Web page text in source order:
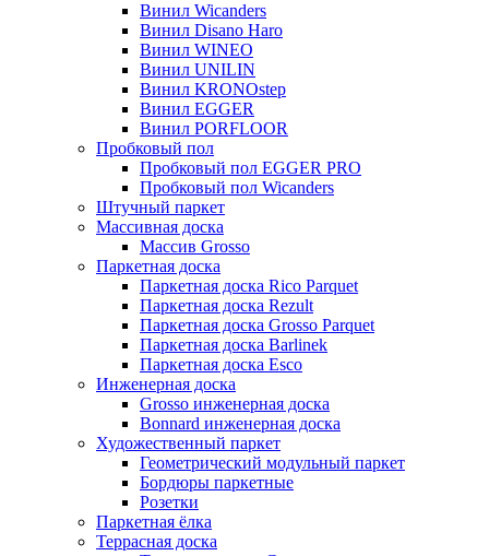
Винил Wicanders
Винил Disano Haro
Винил WINEO
Винил UNILIN
Винил KRONOstep
Винил EGGER
Винил PORFLOOR
Пробковый пол
Пробковый пол EGGER PRO
Пробковый пол Wicanders
Штучный паркет
Массивная доска
Массив Grosso
Паркетная доска
Паркетная доска Rico Parquet
Паркетная доска Rezult
Паркетная доска Grosso Parquet
Паркетная доска Barlinek
Паркетная доска Esco
Инженерная доска
Grosso инженерная доска
Bonnard инженерная доска
Художественный паркет
Геометрический модульный паркет
Бордюры паркетные
Розетки
Паркетная ёлка
Террасная доска